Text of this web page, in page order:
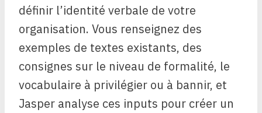
définir l’identité verbale de votre
organisation. Vous renseignez des
exemples de textes existants, des
consignes sur le niveau de formalité, le
vocabulaire à privilégier ou à bannir, et
Jasper analyse ces inputs pour créer un